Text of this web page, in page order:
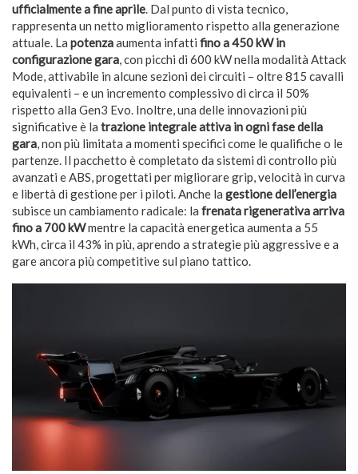
ufficialmente a fine aprile . Dal punto di vista tecnico,
rappresenta un netto miglioramento rispetto alla generazione
attuale. La potenzaaumenta infatti fino a 450 kW in
configurazione gara , con picchi di 600 kW nella modalità Attack
Mode, attivabile in alcune sezioni dei circuiti – oltre 815 cavalli
equivalenti – e un incremento complessivo di circa il 50%
rispetto alla Gen3 Evo. Inoltre, una delle innovazioni più
significative è la trazione integrale attiva in ogni fase della
gara , non più limitata a momenti specifici come le qualifiche o le
partenze. Il pacchetto è completato da sistemi di controllo più
avanzati e ABS, progettati per migliorare grip, velocità in curva
e libertà di gestione per i piloti. Anche la gestione dell’energia
subisce un cambiamento radicale: la frenata rigenerativa arriva
fino a 700 kWmentre la capacità energetica aumenta a 55
kWh, circa il 43% in più, aprendo a strategie più aggressive e a
gare ancora più competitive sul piano tattico.